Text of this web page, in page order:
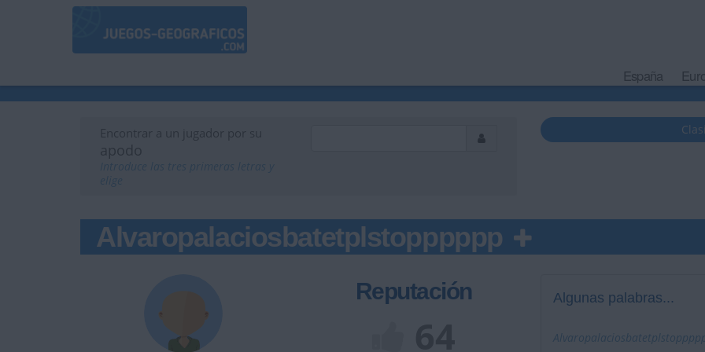
España
Encontrar a un jugador por su
apodo
Alvaropalaciosbatetplstopppppp
Reputación Algunas palabras...